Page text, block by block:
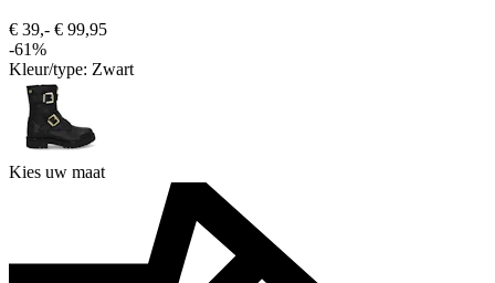
€ 39,- € 99,95
-61%
Kleur/type: Zwart
Kies uw maat